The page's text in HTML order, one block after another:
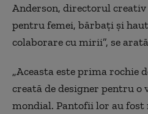
Anderson, directorul
pentru femei, bărbaţi şi
colaborare cu mirii”, se
„Aceasta este prima rochie
creată de designer pentru o
mondial. Pantofii lor au fost